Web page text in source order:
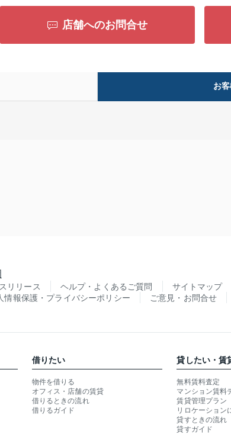
店舗へのお問合せ
お
リリース ヘルプ・よくあるご質問 サイトマップ
情報保護・プライバシーポリシー ご意見・お問合せ
借りたい
物件を借りる
オフィス・店舗の賃貸
借りるときの流れ
借りるガイド
貸したい・賃
無料賃料査定
マンション賃料
賃貸管理プラン
リロケーション
貸すときの流れ
貸すガイド